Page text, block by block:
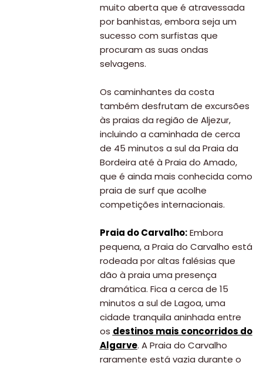
muito aberta que é atravessada
por banhistas, embora seja um
sucesso com surfistas que
procuram as suas ondas
selvagens.
Os caminhantes da costa
também desfrutam de excursões
às praias da região de Aljezur,
incluindo a caminhada de cerca
de 45 minutos a sul da Praia da
Bordeira até à Praia do Amado,
que é ainda mais conhecida como
praia de surf que acolhe
competições internacionais.
Praia do Carvalho:Embora
pequena, a Praia do Carvalho está
rodeada por altas falésias que
dão à praia uma presença
dramática. Fica a cerca de 15
minutos a sul de Lagoa, uma
cidade tranquila aninhada entre
os destinos mais concorridos do
Algarve. A Praia do Carvalho
raramente está vazia durante o